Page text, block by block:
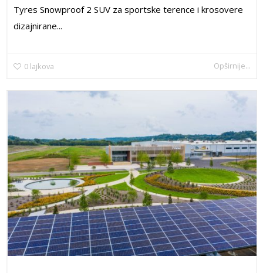
Tyres Snowproof 2 SUV za sportske terence i krosovere
dizajnirane...
0 lajkova Opširnije...